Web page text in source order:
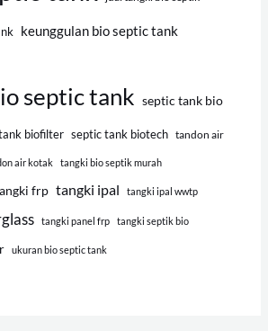
keunggulan bio septic tank
septic tank septic tank bio
biofilter septic tank biotech tandon air
air kotak tangki bio septik murah
frp tangki ipal tangki ipal wwtp
tangki panel frp tangki septik bio
ukuran bio septic tank